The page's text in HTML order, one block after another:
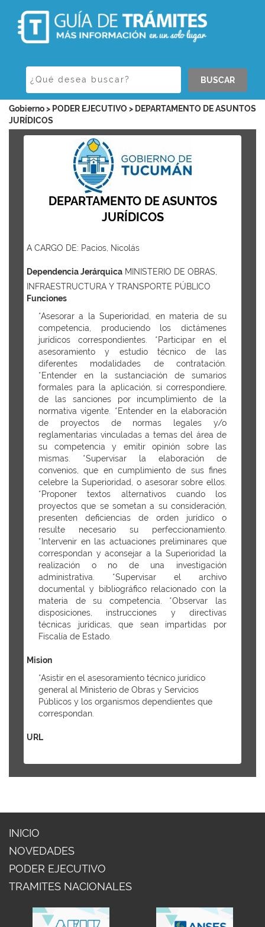
BUSCAR
Gobierno > PODER EJECUTIVO > DEPARTAMENTO DE ASUNTOS
JURÍDICOS
DEPARTAMENTO DE ASUNTOS
JURÍDICOS
A CARGO DE: Pacios, Nicolás
Dependencia Jerárquica MINISTERIO DE OBRAS,
INFRAESTRUCTURA Y TRANSPORTE PÚBLICO
Funciones
*Asesorar a la Superioridad, en materia de su
competencia, produciendo los dictámenes
jurídicos correspondientes. *Participar en el
asesoramiento y estudio técnico de las
diferentes modalidades de contratación.
*Entender en la sustanciación de sumarios
formales para la aplicación, si correspondiere,
de las sanciones por incumplimiento de la
normativa vigente. *Entender en la elaboración
de proyectos de normas legales y/o
reglamentarias vinculadas a temas del área de
su competencia y emitir opinión sobre las
mismas. *Supervisar la elaboración de
convenios, que en cumplimiento de sus fines
celebre la Superioridad, o asesorar sobre ellos.
*Proponer textos alternativos cuando los
proyectos que se sometan a su consideración,
presenten deficiencias de orden jurídico o
resulte necesario su perfeccionamiento.
*Intervenir en las actuaciones preliminares que
correspondan y aconsejar a la Superioridad la
realización o no de una investigación
administrativa. *Supervisar el archivo
documental y bibliográfico relacionado con la
materia de su competencia. *Observar las
disposiciones, instrucciones y directivas
técnicas jurídicas, que sean impartidas por
Fiscalía de Estado.
Mision
*Asistir en el asesoramiento técnico jurídico
general al Ministerio de Obras y Servicios
Públicos y los organismos dependientes que
correspondan.
URL
INICIO
NOVEDADES
PODER EJECUTIVO
TRAMITES NACIONALES